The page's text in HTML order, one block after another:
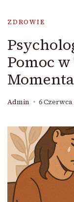
ZDROWIE
Pomoc
Admin 6 Czerwca